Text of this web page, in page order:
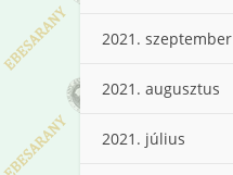
2021. szeptember
2021. augusztus
2021. július